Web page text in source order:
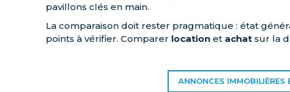
pavillons clés en main.
La comparaison doit rester pragmatique : état
points à vérifier. Comparer location et achat sur la
ANNONCES IMMOBILIÈRES